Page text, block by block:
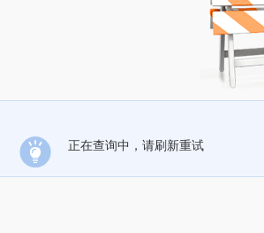
正在查询中，请刷新重试